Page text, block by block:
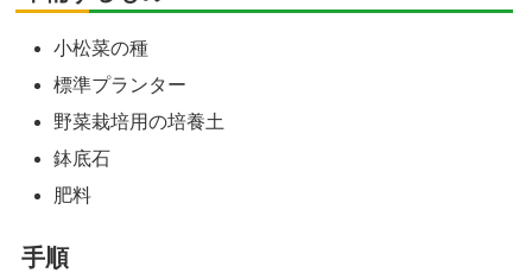
小松菜の種
標準プランター
野菜栽培用の培養土
鉢底石
肥料
手順